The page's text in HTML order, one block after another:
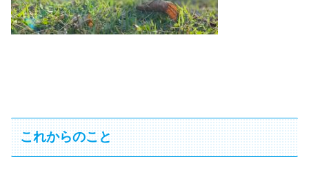
これからのこと